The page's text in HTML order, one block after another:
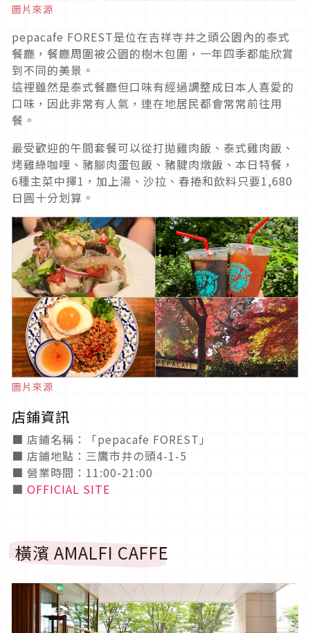
圖片來源
pepacafe FOREST是位在吉祥寺井之頭公園內的泰式
餐廳，餐廳周圍被公園的樹木包圍，一年四季都能欣賞
到不同的美景。
這裡雖然是泰式餐廳但口味有經過調整成日本人喜愛的
口味，因此非常有人氣，連在地居民都會常常前往用
餐。
最受歡迎的午間套餐可以從打拋雞肉飯、泰式雞肉飯、
烤雞綠咖哩、豬腳肉蛋包飯、豬腱肉燉飯、本日特餐，
6種主菜中擇1，加上湯、沙拉、春捲和飲料只要1,680
日圓十分划算。
圖片來源
店鋪資訊
■ 店鋪名稱：「pepacafe FOREST」
■ 店鋪地點：三鷹市井の頭4-1-5
■ 營業時間：11:00-21:00
■ OFFICIAL SITE
橫濱 AMALFI CAFFE